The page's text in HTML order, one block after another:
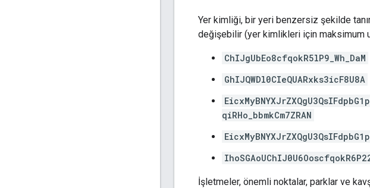
Yer kimliği, bir yeri benzersiz şekilde
değişebilir (yer kimlikleri için maksimum
ChIJgUbEo8cfqokR5lP9_Wh_DaM
GhIJQWDl0CIeQUARxks3icF8U8A
qiRHo_bbmkCm7ZRAN
İşletmeler, önemli noktalar, parklar ve